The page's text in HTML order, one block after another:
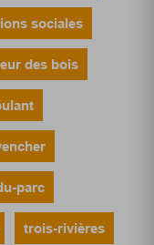
sociales
des bois
parc
trois-rivières